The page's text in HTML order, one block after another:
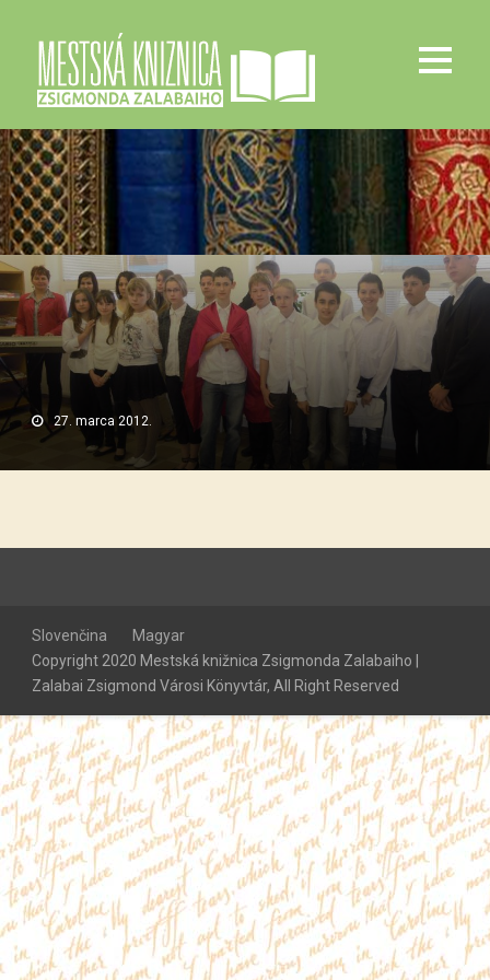
27. marca 2012.
Slovenčina
Magyar
Copyright 2020 Mestská knižnica Zsigmonda Zalabaiho |
Zalabai Zsigmond Városi Könyvtár, All Right Reserved